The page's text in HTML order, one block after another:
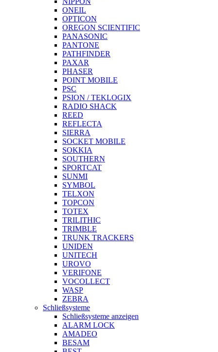
ONEIL
OPTICON
OREGON SCIENTIFIC
PANASONIC
PANTONE
PATHFINDER
PAXAR
PHASER
POINT MOBILE
PSC
PSION / TEKLOGIX
RADIO SHACK
REED
REFLECTA
SIERRA
SOCKET MOBILE
SOKKIA
SOUTHERN
SPORTCAT
SUNMI
SYMBOL
TELXON
TOPCON
TOTEX
TRILITHIC
TRIMBLE
TRUNK TRACKERS
UNIDEN
UNITECH
UROVO
VERIFONE
VOCOLLECT
WASP
ZEBRA
Schließsysteme
Schließsysteme anzeigen
ALARM LOCK
AMADEO
BESAM